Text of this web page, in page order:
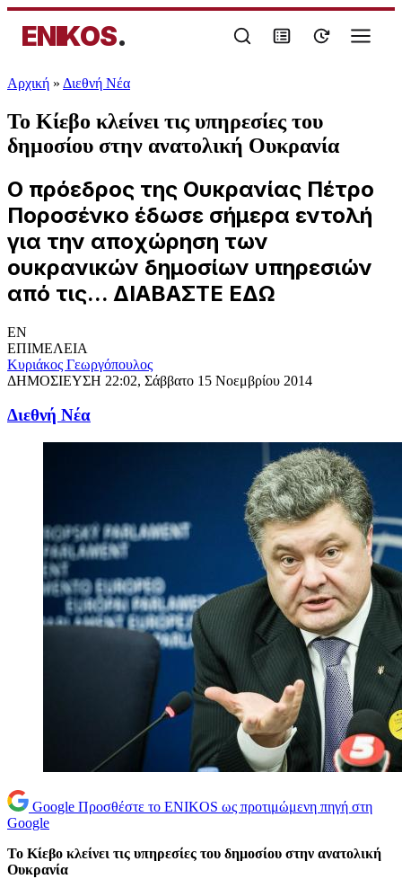
ENIKOS.
Αρχική » Διεθνή Νέα
Το Κίεβο κλείνει τις υπηρεσίες του
δημοσίου στην ανατολική Ουκρανία
Ο πρόεδρος της Ουκρανίας Πέτρο
Ποροσένκο έδωσε σήμερα εντολή
για την αποχώρηση των
ουκρανικών δημοσίων υπηρεσιών
από τις... ΔΙΑΒΑΣΤΕ ΕΔΩ
EN
ΕΠΙΜΕΛΕΙΑ
Κυριάκος Γεωργόπουλος
ΔΗΜΟΣΙΕΥΣΗ 22:02, Σάββατο 15 Νοεμβρίου 2014
Διεθνή Νέα
Google Προσθέστε το ENIKOS ως προτιμώμενη πηγή στη
Google
Το Κίεβο κλείνει τις υπηρεσίες του δημοσίου στην ανατολική
Ουκρανία